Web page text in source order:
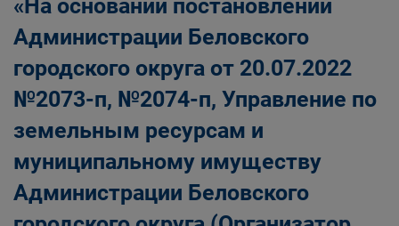
«На основании постановлений
Администрации Беловского
городского округа от 20.07.2022
№2073-п, №2074-п, Управление по
земельным ресурсам и
муниципальному имуществу
Администрации Беловского